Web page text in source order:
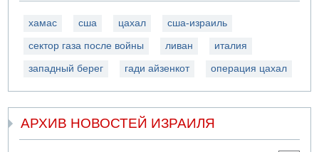
хамас сша цахал сша-израиль
сектор газа после войны ливан италия
западный берег гади айзенкот операция цахал
АРХИВ НОВОСТЕЙ ИЗРАИЛЯ